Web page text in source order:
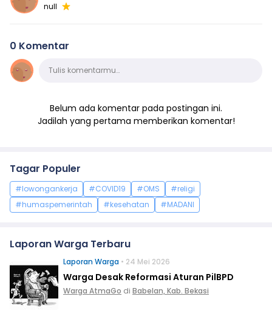
null
0 Komentar
KomentarTulis komentarmu…
Belum ada komentar pada postingan ini.
Jadilah yang pertama memberikan komentar!
Tagar Populer
#lowongankerja #COVID19 #OMS
#religi
#humaspemerintah
#kesehatan #MADANI
Laporan Warga Terbaru
Laporan Warga • 24 Mei 2026
Warga Desak Reformasi Aturan PilBPD
Warga AtmaGo di Babelan, Kab. Bekasi